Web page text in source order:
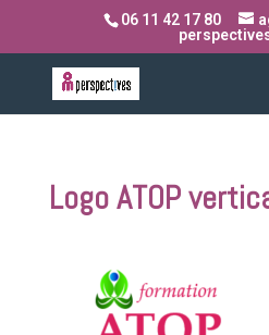
06 11 42 17 80
Logo ATOP